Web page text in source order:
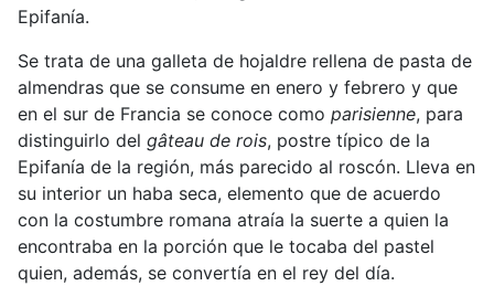
Epifanía.
Se trata de una galleta de hojaldre rellena de pasta de
almendras que se consume en enero y febrero y que
en el sur de Francia se conoce como parisienne, para
distinguirlo del gâteau de rois, postre típico de la
Epifanía de la región, más parecido al roscón. Lleva en
su interior un haba seca, elemento que de acuerdo
con la costumbre romana atraía la suerte a quien la
encontraba en la porción que le tocaba del pastel
quien, además, se convertía en el rey del día.